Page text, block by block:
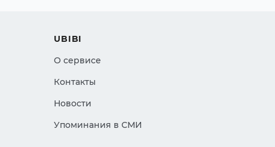
UBIBI
О сервисе
Контакты
Новости
Упоминания в СМИ